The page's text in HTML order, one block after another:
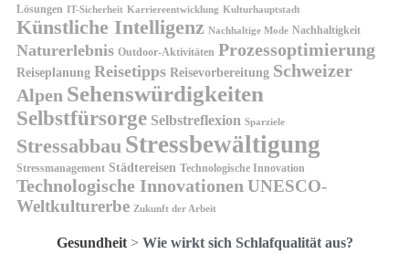
Lösungen IT-Sicherheit Karriereentwicklung Kulturhauptstadt
Künstliche Intelligenz Nachhaltige Mode Nachhaltigkeit
Naturerlebnis Outdoor-Aktivitäten Prozessoptimierung
Reiseplanung Reisetipps Reisevorbereitung Schweizer
Alpen Sehenswürdigkeiten
Selbstfürsorge Selbstreflexion Sparziele
Stressabbau Stressbewältigung
Stressmanagement Städtereisen Technologische Innovation
Technologische Innovationen UNESCO-
Weltkulturerbe Zukunft der Arbeit
Gesundheit> Wie wirkt sich Schlafqualität aus?